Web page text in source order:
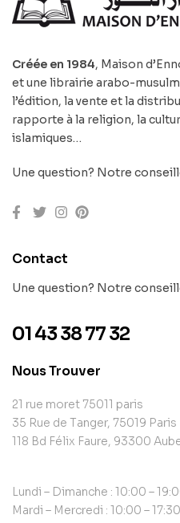
Créée en 1984, Maison
et une librairie arabo-
l’édition, la vente et la
rapporte à la religion, la
islamiques…
Une question? Notre
Contact
Une question? Notre
01 43 38 77 32
Nous Trouver
21 rue moret 75011 paris
35 Rue de Tanger, 75019 Paris
118 Bd Félix Faure, 93300
Lundi – Dimanche : 10:00 –
Mardi – Mercredi : 10:00 – 17:30